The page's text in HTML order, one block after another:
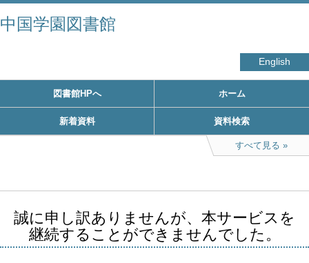
中国学園図書館
English
図書館HPへ ホーム
新着資料 資料検索
すべて見る
誠に申し訳ありませんが、本サービスを
継続することができませんでした。